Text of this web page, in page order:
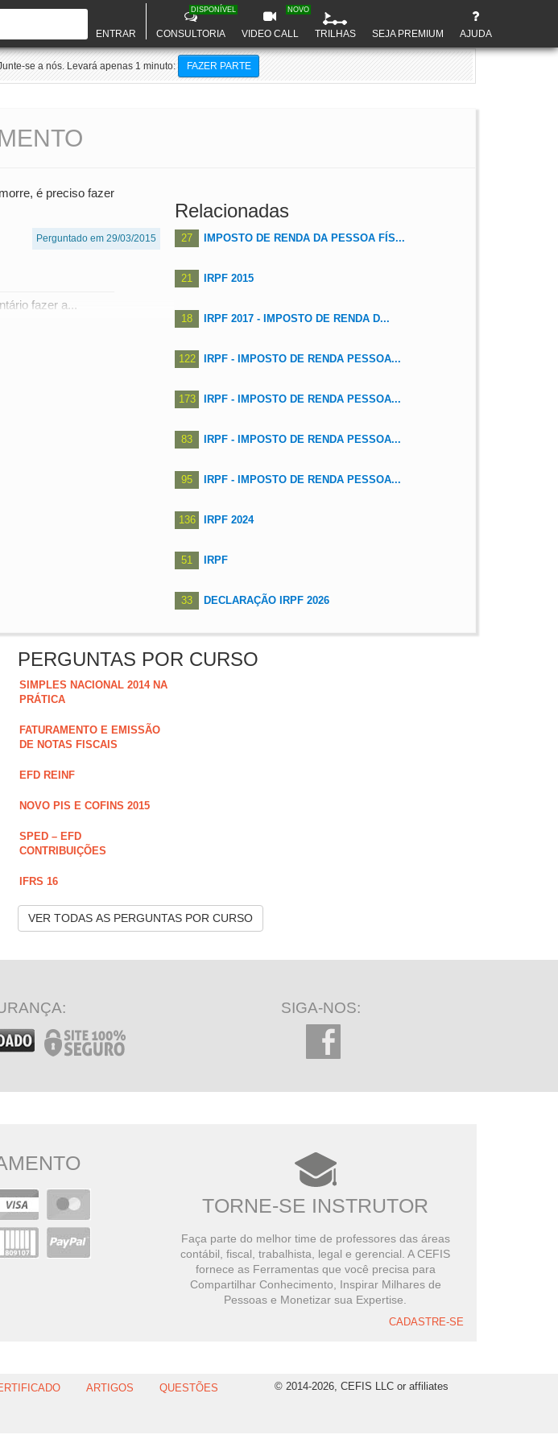
ENTRAR CONSULTORIA
DISPONÍVEL
VIDEO CALL
NOVO
TRILHAS SEJA PREMIUM AJUDA
se a nós. Levará apenas 1 minuto: FAZER PARTE
é preciso fazer
Perguntado em 29/03/2015
fazer a...
Relacionadas
27 IMPOSTO DE RENDA DA PESSOA FÍS...
21 IRPF 2015
18 IRPF 2017 - IMPOSTO DE RENDA D...
122 IRPF - IMPOSTO DE RENDA PESSOA...
173 IRPF - IMPOSTO DE RENDA PESSOA...
83 IRPF - IMPOSTO DE RENDA PESSOA...
95 IRPF - IMPOSTO DE RENDA PESSOA...
136 IRPF 2024
51 IRPF
33 DECLARAÇÃO IRPF 2026
PERGUNTAS POR CURSO
SIMPLES NACIONAL 2014 NA
PRÁTICA
FATURAMENTO E EMISSÃO
DE NOTAS FISCAIS
EFD REINF
NOVO PIS E COFINS 2015
SPED – EFD
CONTRIBUIÇÕES
IFRS 16
VER TODAS AS PERGUNTAS POR CURSO
SIGA-NOS:
TORNE-SE INSTRUTOR
Faça parte do melhor time de professores das áreas
contábil, fiscal, trabalhista, legal e gerencial. A CEFIS
fornece as Ferramentas que você precisa para
Compartilhar Conhecimento, Inspirar Milhares de
Pessoas e Monetizar sua Expertise.
CADASTRE-SE
ARTIGOS QUESTÕES © 2014-2026, CEFIS LLC or affiliates